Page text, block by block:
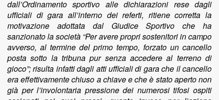
dall’Ordinamento sportivo alle dichiarazioni rese dagli
ufficiali di gara all’interno dei referti, ritiene corretta la
motivazione adottata dal Giudice Sportivo che ha
sanzionato la società “Per avere propri sostenitori in campo
avverso, al termine del primo tempo, forzato un cancello
posta sotto la tribuna pur senza accedere al terreno di
gioco”; risulta infatti dagli atti ufficiali di gara che il cancello
era effettivamente chiuso a chiave e che è stato aperto non
già per l’involontaria pressione dei numerosi tifosi ospiti